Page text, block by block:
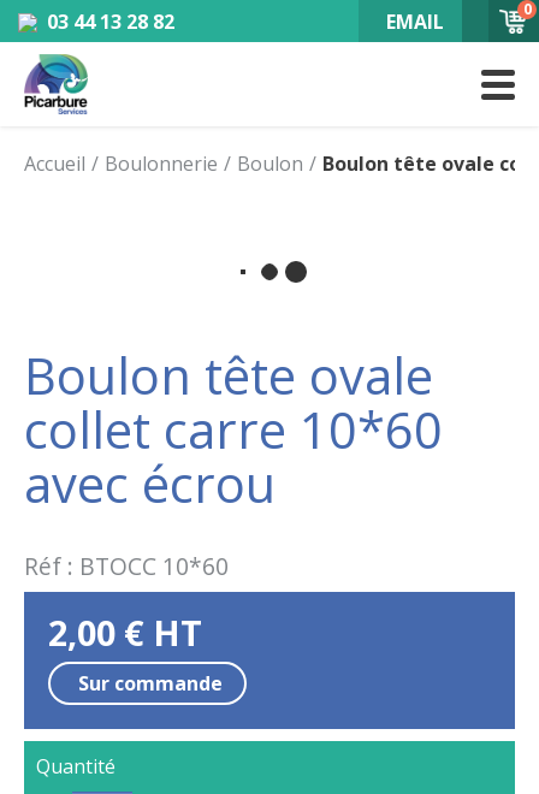
03 44 13 28 82 EMAIL 0
Accueil Boulonnerie Boulon Boulon tête ovale
Boulon tête ovale
collet carre 10*60
avec écrou
Réf : BTOCC 10*60
2,00 € HT
Sur commande
Quantité